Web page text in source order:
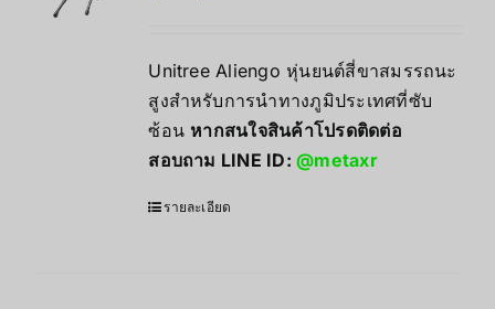
Unitree Aliengo หุ่นยนต์สี่ขาสมรรถนะ
สูงสำหรับการนำทางภูมิประเทศที่ซับ
ซ้อน หากสนใจสินค้าโปรดติดต่อ
สอบถาม LINE ID:@metaxr
รายละเอียด